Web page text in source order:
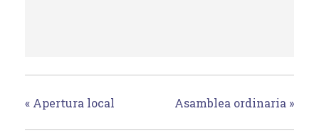
« Apertura local Asamblea ordinaria »